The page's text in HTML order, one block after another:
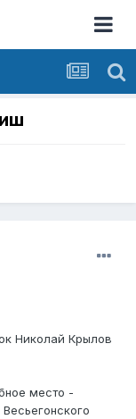
Николай Крылов
место -